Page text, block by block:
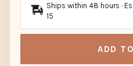
Ships within 48 hours ·
15
ADD